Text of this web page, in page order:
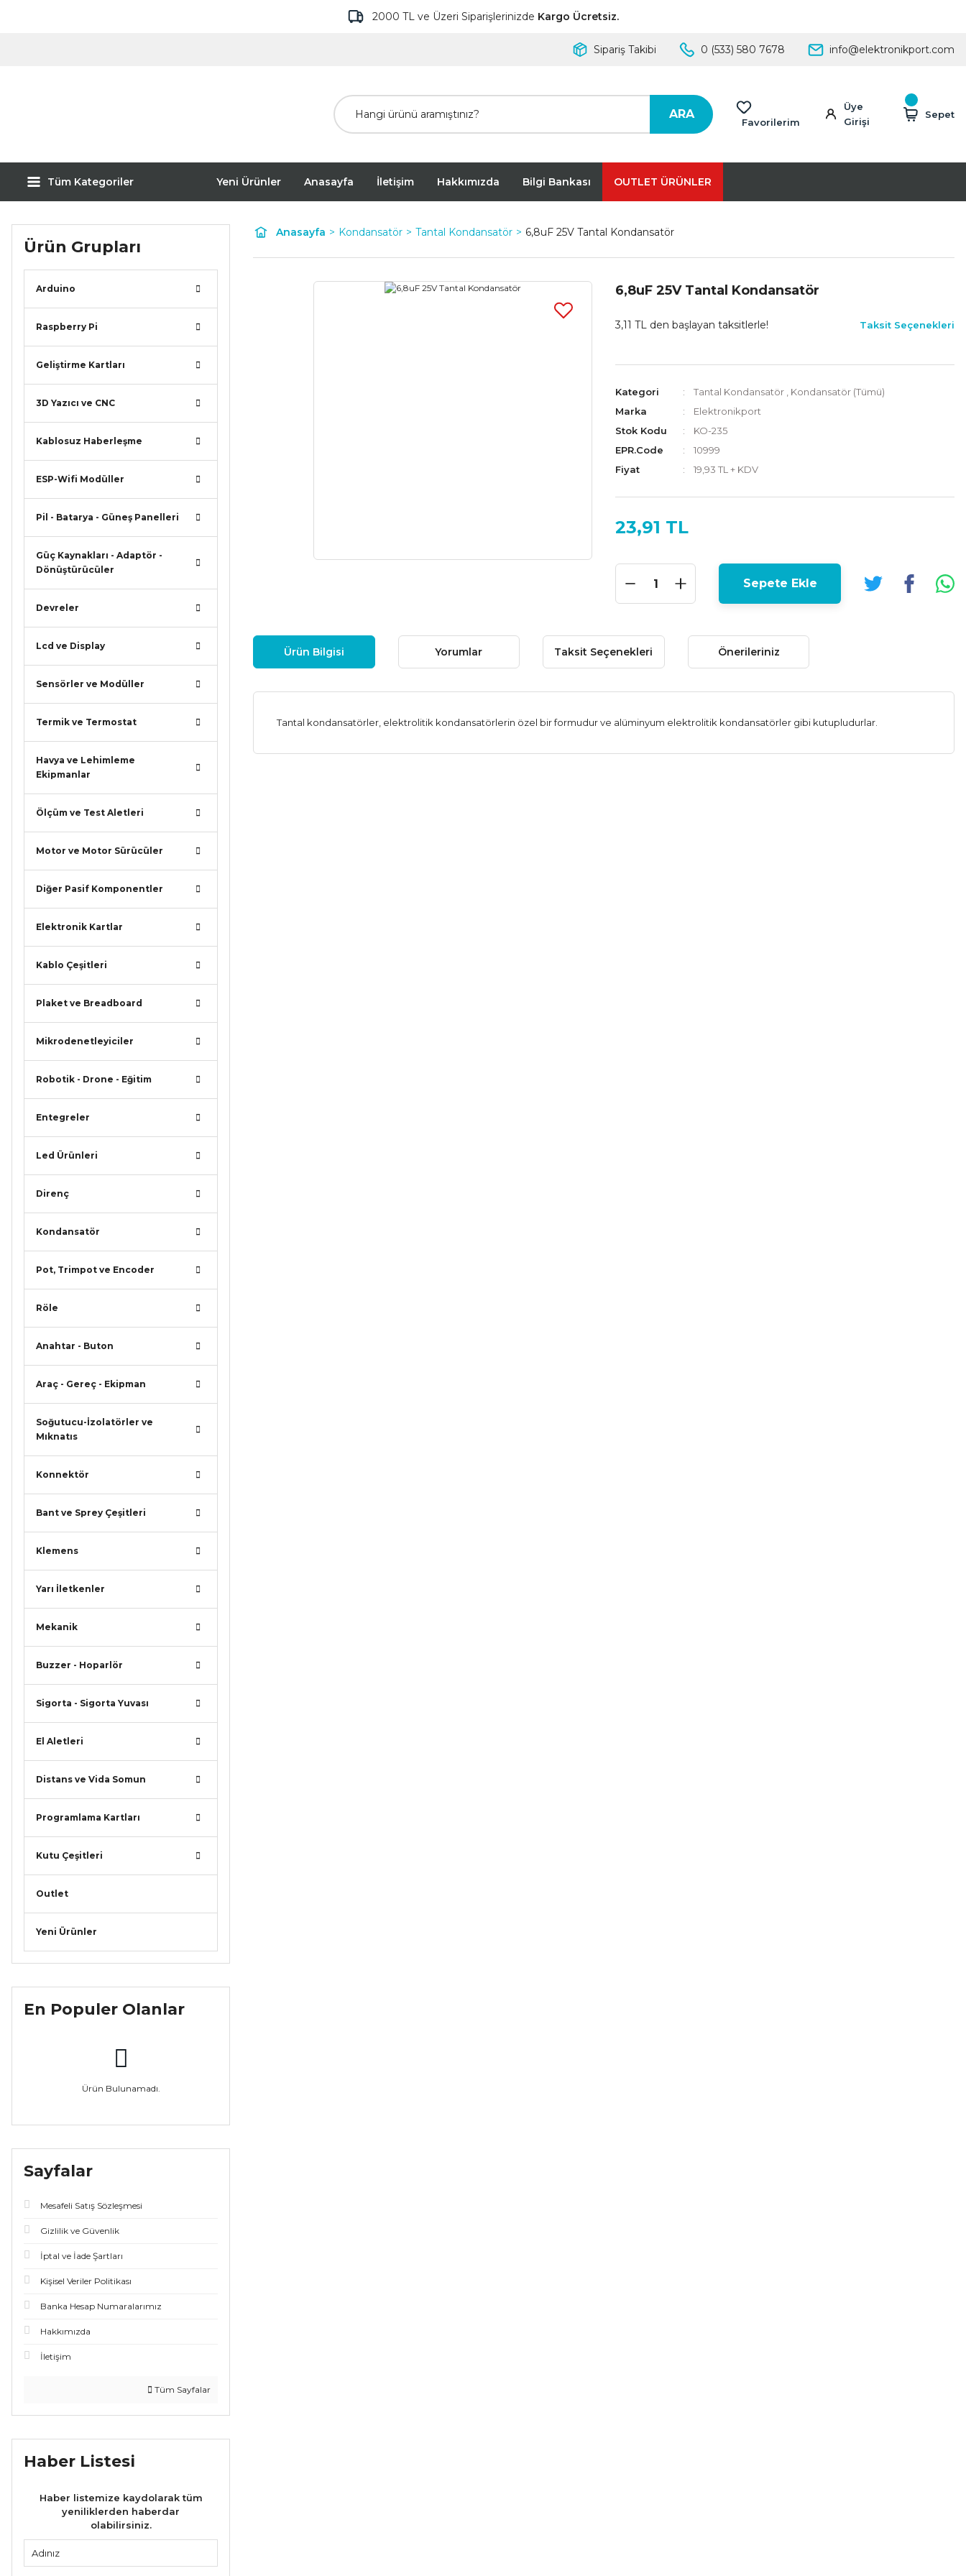
2000 TL ve Üzeri Siparişlerinizde Kargo Ücretsiz.
Sipariş Takibi 0 (533) 580 7678 info@elektronikport.com
ARA
Favorilerim
Üye
Girişi
Sepet
Tüm Kategoriler Yeni Ürünler Anasayfa İletişim Hakkımızda Bilgi Bankası OUTLET ÜRÜNLER
Ürün Grupları
Arduino
Raspberry Pi
Geliştirme Kartları
3D Yazıcı ve CNC
Kablosuz Haberleşme
ESP-Wifi Modüller
Pil - Batarya - Güneş Panelleri
Güç Kaynakları - Adaptör -
Dönüştürücüler
Devreler
Lcd ve Display
Sensörler ve Modüller
Termik ve Termostat
Havya ve Lehimleme
Ekipmanlar
Ölçüm ve Test Aletleri
Motor ve Motor Sürücüler
Diğer Pasif Komponentler
Elektronik Kartlar
Kablo Çeşitleri
Plaket ve Breadboard
Mikrodenetleyiciler
Robotik - Drone - Eğitim
Entegreler
Led Ürünleri
Direnç
Kondansatör
Pot, Trimpot ve Encoder
Röle
Anahtar - Buton
Araç - Gereç - Ekipman
Soğutucu-İzolatörler ve
Mıknatıs
Konnektör
Bant ve Sprey Çeşitleri
Klemens
Yarı İletkenler
Mekanik
Buzzer - Hoparlör
Sigorta - Sigorta Yuvası
El Aletleri
Distans ve Vida Somun
Programlama Kartları
Kutu Çeşitleri
Outlet
Yeni Ürünler
En Populer Olanlar
Ürün Bulunamadı.
Sayfalar
Mesafeli Satış Sözleşmesi
Gizlilik ve Güvenlik
İptal ve İade Şartları
Kişisel Veriler Politikası
Banka Hesap Numaralarımız
Hakkımızda
İletişim
Tüm Sayfalar
Haber Listesi
Haber listemize kaydolarak tüm
yeniliklerden haberdar
olabilirsiniz.
Anasayfa Kondansatör Tantal Kondansatör 6,8uF 25V Tantal Kondansatör
6,8uF 25V Tantal Kondansatör
3,11 TL den başlayan taksitlerle! Taksit Seçenekleri
Kategori Tantal Kondansatör
Kondansatör (Tümü)
Marka
Elektronikport
Stok Kodu
KO-235
EPR.Code
10999
Fiyat
19,93 TL + KDV
23,91 TL
Sepete Ekle
Ürün Bilgisi Yorumlar Taksit Seçenekleri Önerileriniz
Tantal kondansatörler, elektrolitik kondansatörlerin özel bir formudur ve alüminyum elektrolitik kondansatörler gibi kutupludurlar.